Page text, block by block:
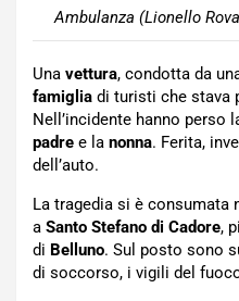
Ambulanza (Lionello
Una vettura, condotta da
famiglia di turisti che stava
Nell’incidente hanno perso
padre e la nonna. Ferita,
dell’auto.
La tragedia si è consumata
a Santo Stefano di Cadore,
di Belluno. Sul posto sono
di soccorso, i vigili del